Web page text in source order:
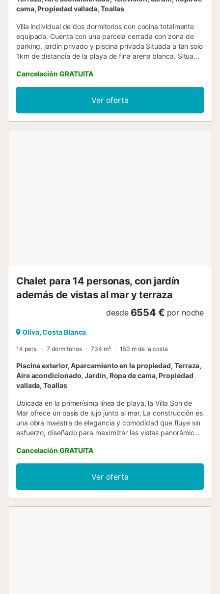
cama, Propiedad vallada, Toallas
Villa individual de dos dormitorios con cocina totalmente
equipada. Cuenta con una parcela cerrada con zona de
parking, jardín privado y piscina privada Situada a tan solo
1km de distancia de la playa de fina arena blanca. Situado
poca distancia del reconocido centro ecuestre, rodeado
de excelentes opciones gastronómicas y con fácil acceso
a pistas de paddle, todo ello en las cercanías del mar....
Cancelación GRATUITA
Ver oferta
Chalet para 14 personas, con jardín
además de vistas al mar y terraza
desde 6554 € por noche
Oliva, Costa Blanca
14 pers. 7 dormitorios 734 m² 150 m de la costa
Piscina exterior, Aparcamiento en la propiedad, Terraza,
Aire acondicionado, Jardín, Ropa de cama, Propiedad
vallada, Toallas
Ubicada en la primerísima línea de playa, la Villa Son de
Mar ofrece un oasis de lujo junto al mar. La construcción es
una obra maestra de elegancia y comodidad que fluye sin
esfuerzo, diseñado para maximizar las vistas panorámicas
mientras las olas rompen en la orilla, creando un telón de
fondo perfecto para tus momentos de descanso. Esta villa
es mucho más que un hogar; es una experiencia de vida
frente al mar, fusionando la sofisticación moderna con la
serenidad del entorno costero....
Cancelación GRATUITA
Ver oferta